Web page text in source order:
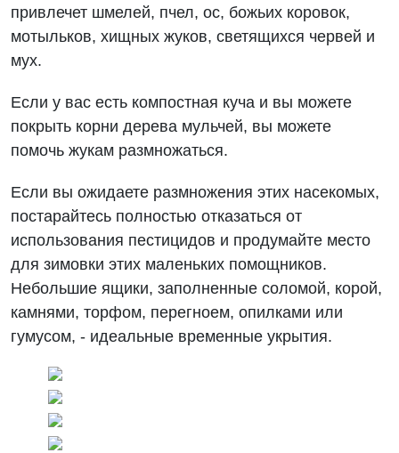
привлечет шмелей, пчел, ос, божьих коровок,
мотыльков, хищных жуков, светящихся червей и
мух.
Если у вас есть компостная куча и вы можете
покрыть корни дерева мульчей, вы можете
помочь жукам размножаться.
Если вы ожидаете размножения этих насекомых,
постарайтесь полностью отказаться от
использования пестицидов и продумайте место
для зимовки этих маленьких помощников.
Небольшие ящики, заполненные соломой, корой,
камнями, торфом, перегноем, опилками или
гумусом, - идеальные временные укрытия.